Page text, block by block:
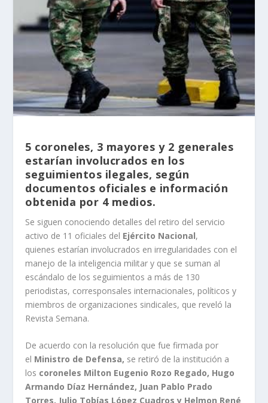
5 coroneles, 3 mayores y 2 generales
estarían involucrados en los
seguimientos ilegales, según
documentos oficiales e información
obtenida por 4 medios.
Se siguen conociendo detalles del retiro del servicio
activo de 11 oficiales del Ejército Nacional,
quienes estarían involucrados en irregularidades con el
manejo de la inteligencia militar y que se suman al
escándalo de los seguimientos a más de 130
periodistas, corresponsales internacionales, políticos y
miembros de organizaciones sindicales, que reveló la
Revista Semana.
De acuerdo con la resolución que fue firmada por
el Ministro de Defensa, se retiró de la institución a
los coroneles Milton Eugenio Rozo Regado, Hugo
Armando Díaz Hernández, Juan Pablo Prado
Torres, Julio Tobías López Cuadros y Helmon René